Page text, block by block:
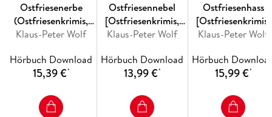
Ostfriesenerbe
(Ostfriesenkrimis,
Band 20
Klaus-Peter Wolf
Hörbuch Download
15,39 €*
Ostfriesennebel
[Ostfriesenkrimis,
Band 19
Klaus-Peter Wolf
Hörbuch Download
13,99 €*
Ostfriesenhass
[Ostfriesenkrimis,
Band 18
Klaus-Peter Wolf
Hörbuch
15,99 €*